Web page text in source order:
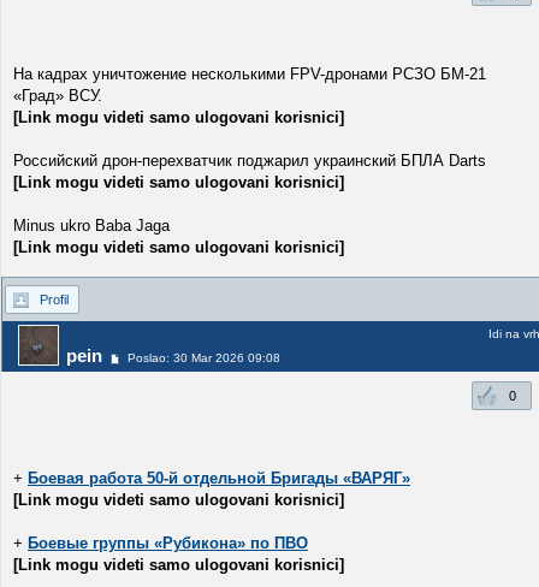
На кадрах уничтожение несколькими FPV-дронами РСЗО БМ-21
«Град» ВСУ.
[Link mogu videti samo ulogovani korisnici]
Российский дрон-перехватчик поджарил украинский БПЛА Darts
[Link mogu videti samo ulogovani korisnici]
Minus ukro Baba Jaga
[Link mogu videti samo ulogovani korisnici]
Profil
pein Poslao: 30 Mar 2026 09:08
Idi na vrh
0
+ Боевая работа 50-й отдельной Бригады «ВАРЯГ»
[Link mogu videti samo ulogovani korisnici]
+ Боевые группы «Рубикона» по ПВО
[Link mogu videti samo ulogovani korisnici]